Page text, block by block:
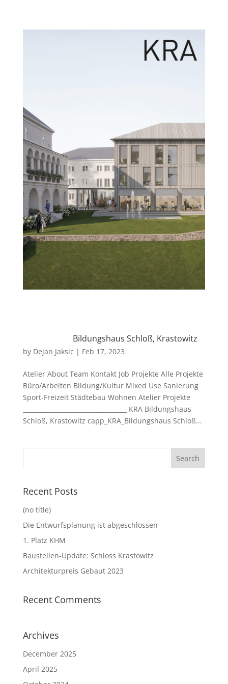
Bildungshaus Schloß, Krastowitz
by Dejan Jaksic | Feb 17, 2023
Atelier About Team Kontakt Job Projekte Alle Projekte
Büro/Arbeiten Bildung/Kultur Mixed Use Sanierung
Sport-Freizeit Städtebau Wohnen Atelier Projekte
__________________________________ KRA Bildungshaus
Schloß, Krastowitz capp_KRA_Bildungshaus Schloß...
Recent Posts
(no title)
Die Entwurfsplanung ist abgeschlossen
1. Platz KHM
Baustellen-Update: Schloss Krastowitz
Architekturpreis Gebaut 2023
Recent Comments
Archives
December 2025
April 2025